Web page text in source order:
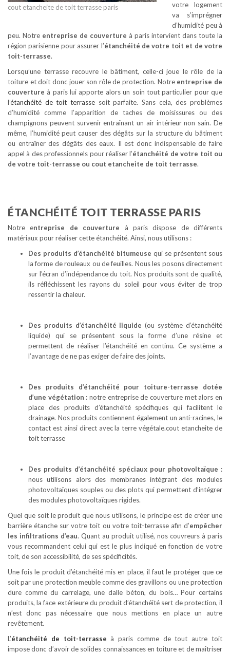
cout etancheite de toit terrasse paris
votre logement
va s’imprégner
d’humidité peu à
peu. Notre entreprise de couverture à paris intervient dans toute la
région parisienne pour assurer l’étanchéité de votre toit et de votre
toit-terrasse.
Lorsqu’une terrasse recouvre le bâtiment, celle-ci joue le rôle de la
toiture et doit donc jouer son rôle de protection. Notre entreprise de
couverture à paris lui apporte alors un soin tout particulier pour que
l’étanchéité de toit terrasse soit parfaite. Sans cela, des problèmes
d’humidité comme l’apparition de taches de moisissures ou des
champignons peuvent survenir entraînant un air intérieur non sain. De
même, l’humidité peut causer des dégâts sur la structure du bâtiment
ou entraîner des dégâts des eaux. Il est donc indispensable de faire
appel à des professionnels pour réaliser l’étanchéité de votre toit ou
de votre toit-terrasse ou cout etancheite de toit terrasse.
ÉTANCHÉITÉ TOIT TERRASSE PARIS
Notre entreprise de couverture à paris dispose de différents
matériaux pour réaliser cette étanchéité. Ainsi, nous utilisons :
Des produits d’étanchéité bitumeuse qui se présentent sous
la forme de rouleaux ou de feuilles. Nous les posons directement
sur l’écran d’indépendance du toit. Nos produits sont de qualité,
ils réfléchissent les rayons du soleil pour vous éviter de trop
ressentir la chaleur.
Des produits d’étanchéité liquide (ou système d’étanchéité
liquide) qui se présentent sous la forme d’une résine et
permettent de réaliser l’étanchéité en continu. Ce système a
l’avantage de ne pas exiger de faire des joints.
Des produits d’étanchéité pour toiture-terrasse
dotée
d’une végétation : notre entreprise de couverture met alors en
place des produits d’étanchéité spécifiques qui facilitent le
drainage. Nos produits contiennent également un anti-racines, le
contact est ainsi direct avec la terre végétale.cout etancheite de
toit terrasse
Des produits d’étanchéité spéciaux pour photovoltaïque :
nous utilisons alors des membranes intégrant des modules
photovoltaïques souples ou des plots qui permettent d’intégrer
des modules photovoltaïques rigides.
Quel que soit le produit que nous utilisons, le principe est de créer une
barrière étanche sur votre toit ou votre toit-terrasse afin d’empêcher
les infiltrations d’eau. Quant au produit utilisé, nos couvreurs à paris
vous recommandent celui qui est le plus indiqué en fonction de votre
toit, de son accessibilité, de ses spécificités.
Une fois le produit d’étanchéité mis en place, il faut le protéger que ce
soit par une protection meuble comme des gravillons ou une protection
dure comme du carrelage, une dalle béton, du bois… Pour certains
produits, la face extérieure du produit d’étanchéité sert de protection, il
n’est donc pas nécessaire que nous mettions en place un autre
revêtement.
L’étanchéité de toit-terrasse à paris comme de tout autre toit
impose donc d’avoir de solides connaissances en toiture et de maîtriser